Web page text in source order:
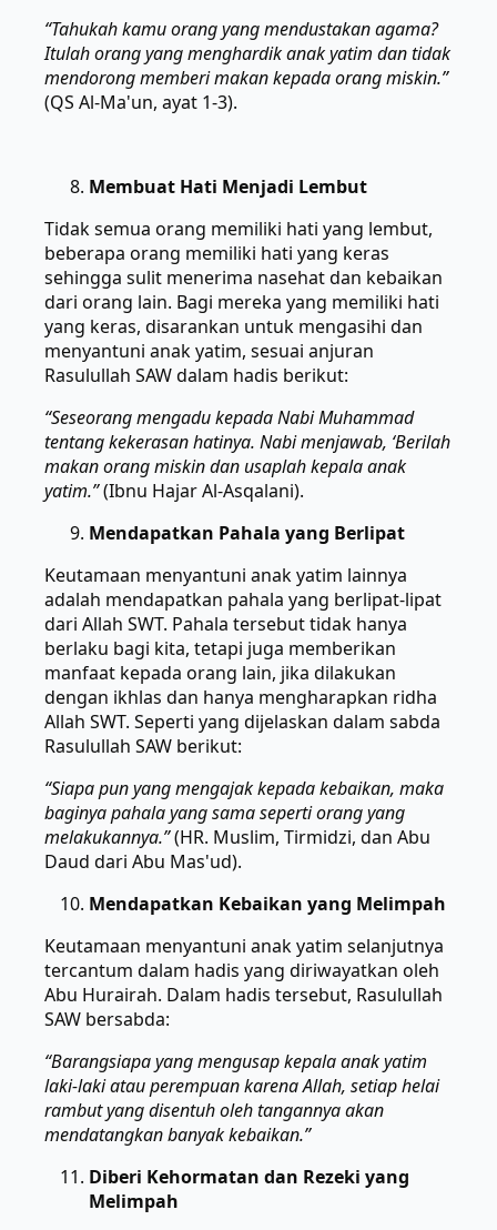
“Tahukah kamu orang yang mendustakan agama?
Itulah orang yang menghardik anak yatim dan tidak
mendorong memberi makan kepada orang miskin.”
(QS Al-Ma'un, ayat 1-3).
Membuat Hati Menjadi Lembut
Tidak semua orang memiliki hati yang lembut,
beberapa orang memiliki hati yang keras
sehingga sulit menerima nasehat dan kebaikan
dari orang lain. Bagi mereka yang memiliki hati
yang keras, disarankan untuk mengasihi dan
menyantuni anak yatim, sesuai anjuran
Rasulullah SAW dalam hadis berikut:
“Seseorang mengadu kepada Nabi Muhammad
tentang kekerasan hatinya. Nabi menjawab, ‘Berilah
makan orang miskin dan usaplah kepala anak
yatim.”(Ibnu Hajar Al-Asqalani).
Mendapatkan Pahala yang Berlipat
Keutamaan menyantuni anak yatim lainnya
adalah mendapatkan pahala yang berlipat-lipat
dari Allah SWT. Pahala tersebut tidak hanya
berlaku bagi kita, tetapi juga memberikan
manfaat kepada orang lain, jika dilakukan
dengan ikhlas dan hanya mengharapkan ridha
Allah SWT. Seperti yang dijelaskan dalam sabda
Rasulullah SAW berikut:
“Siapa pun yang mengajak kepada kebaikan, maka
baginya pahala yang sama seperti orang yang
melakukannya.”(HR. Muslim, Tirmidzi, dan Abu
Daud dari Abu Mas'ud).
Mendapatkan Kebaikan yang Melimpah
Keutamaan menyantuni anak yatim selanjutnya
tercantum dalam hadis yang diriwayatkan oleh
Abu Hurairah. Dalam hadis tersebut, Rasulullah
SAW bersabda:
“Barangsiapa yang mengusap kepala anak yatim
laki-laki atau perempuan karena Allah, setiap helai
rambut yang disentuh oleh tangannya akan
mendatangkan banyak kebaikan.”
Diberi Kehormatan dan Rezeki yang
Melimpah